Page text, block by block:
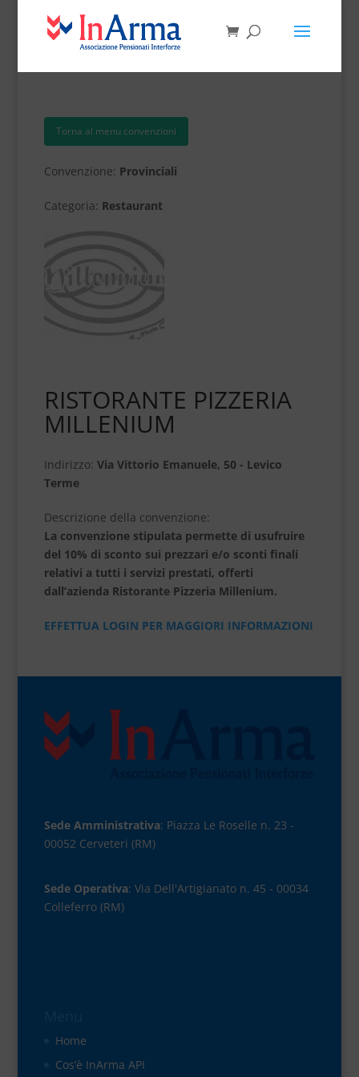
Torna al menu convenzioni
Convenzione: Provinciali
Categoria: Restaurant
RISTORANTE PIZZERIA
MILLENIUM
Indirizzo: Via Vittorio Emanuele, 50 - Levico
Terme
Descrizione della convenzione:
La convenzione stipulata permette di usufruire
del 10% di sconto sui prezzari e/o sconti finali
relativi a tutti i servizi prestati, offerti
dall’azienda Ristorante Pizzeria Millenium.
EFFETTUA LOGIN PER MAGGIORI INFORMAZIONI
Sede Amministrativa: Piazza Le Roselle n. 23 -
00052 Cerveteri (RM)
Sede Operativa: Via Dell'Artigianato n. 45 - 00034
Colleferro (RM)
Home
Cos’è InArma API